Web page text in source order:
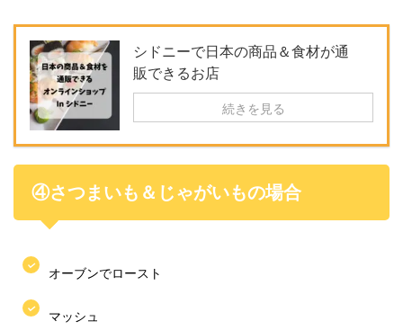
シドニーで日本の商品＆食材が通
販できるお店
続きを見る
④さつまいも＆じゃがいもの場合
オーブンでロースト
マッシュ